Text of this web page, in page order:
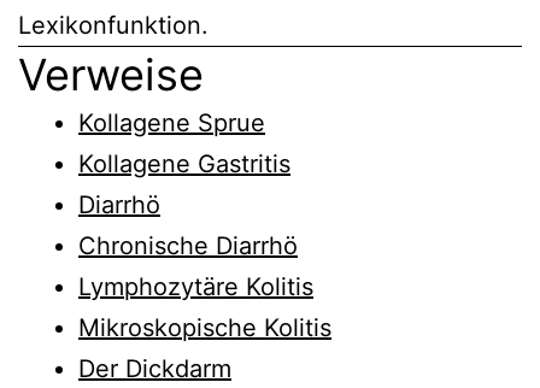
Lexikonfunktion.
Verweise
Kollagene Sprue
Kollagene Gastritis
Diarrhö
Chronische Diarrhö
Lymphozytäre Kolitis
Mikroskopische Kolitis
Der Dickdarm